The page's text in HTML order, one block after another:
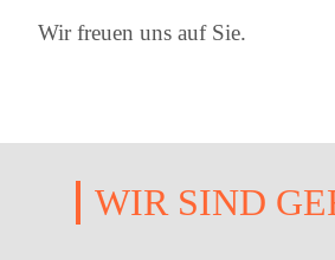
Wir freuen uns auf Sie.
WIR SIND